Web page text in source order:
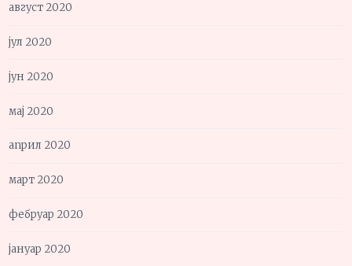
август 2020
јул 2020
јун 2020
мај 2020
април 2020
март 2020
фебруар 2020
јануар 2020